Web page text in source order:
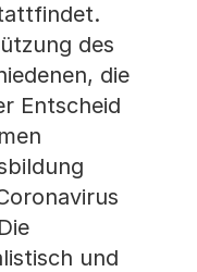
des
die
Entscheid
und